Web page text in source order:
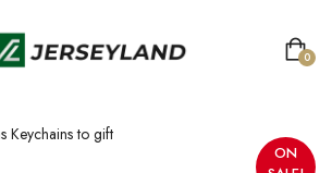
0
ON